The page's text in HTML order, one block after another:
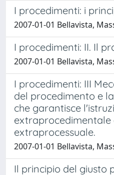
I procedimenti: i
2007-01-01 Bellavista,
I procedimenti: II. Il
2007-01-01 Bellavista,
I procedimenti: III
del procedimento e
che garantisce
extraprocedimentale
extraprocessuale.
2007-01-01 Bellavista,
Il principio del giusto